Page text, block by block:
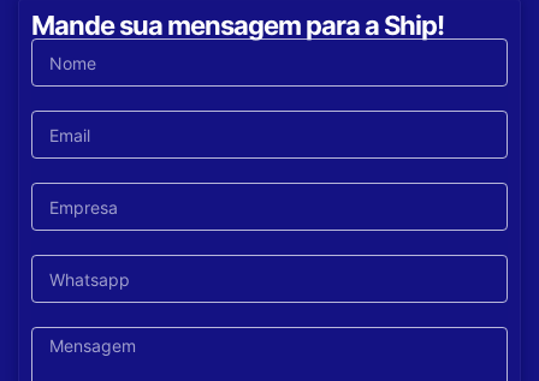
Mande sua mensagem para a Ship!